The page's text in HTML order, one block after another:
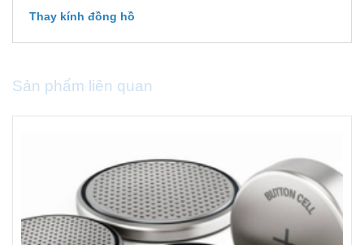
Thay kính đồng hồ
Sản phẩm liên quan